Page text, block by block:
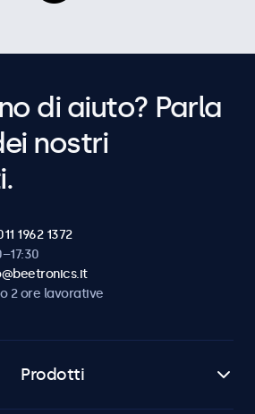
di aiuto? Parla
nostri
1962 1372
2 ore lavorative
Prodotti